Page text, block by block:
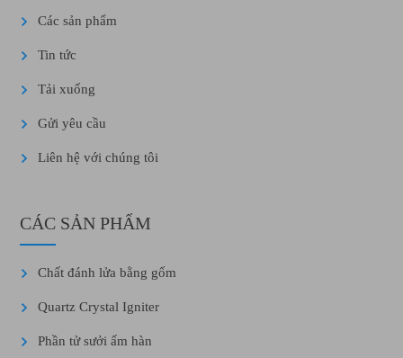
Các sản phẩm
Tin tức
Tải xuống
Gửi yêu cầu
Liên hệ với chúng tôi
CÁC SẢN PHẨM
Chất đánh lửa bằng gốm
Quartz Crystal Igniter
Phần tử sưởi ấm hàn